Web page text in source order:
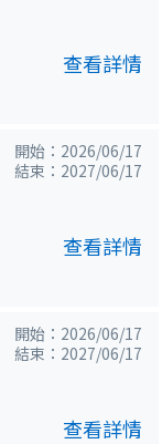
查看詳情
開始：2026/06/17
結束：2027/06/17
查看詳情
開始：2026/06/17
結束：2027/06/17
查看詳情